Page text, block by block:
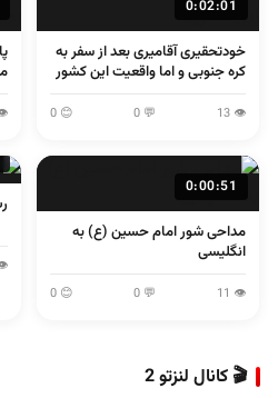
0:02:01
خودتحقیری آقامیری بعد از سفر به
کره جنوبی و اما واقعیت این کشور
👁 13
💬 0
😊 0
0:00:51
مداحی شور امام حسین (ع) به
انگلیسی
👁 11
💬 0
😊 0
🎬 کانال لنزتو 2